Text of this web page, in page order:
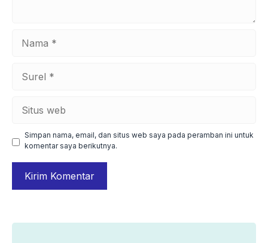
Simpan nama, email, dan situs web saya pada peramban ini untuk
komentar saya berikutnya.